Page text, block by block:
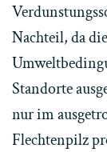
Nachteil, da
Standorte
nur im
Flechtenpilz